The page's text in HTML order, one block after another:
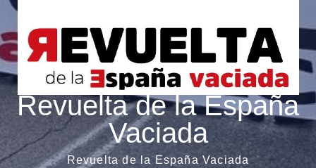
Revuelta de la España
Vaciada
Revuelta de la España Vaciada